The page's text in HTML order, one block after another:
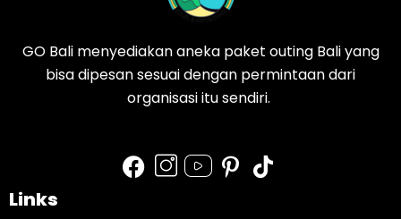
GO Bali menyediakan aneka paket outing Bali yang
bisa dipesan sesuai dengan permintaan dari
organisasi itu sendiri.
Links